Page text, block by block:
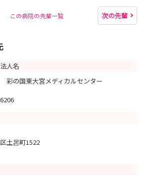
この病院の先輩一覧 次の先輩
人名
彩の国東大宮メディカルセンター
土呂町1522